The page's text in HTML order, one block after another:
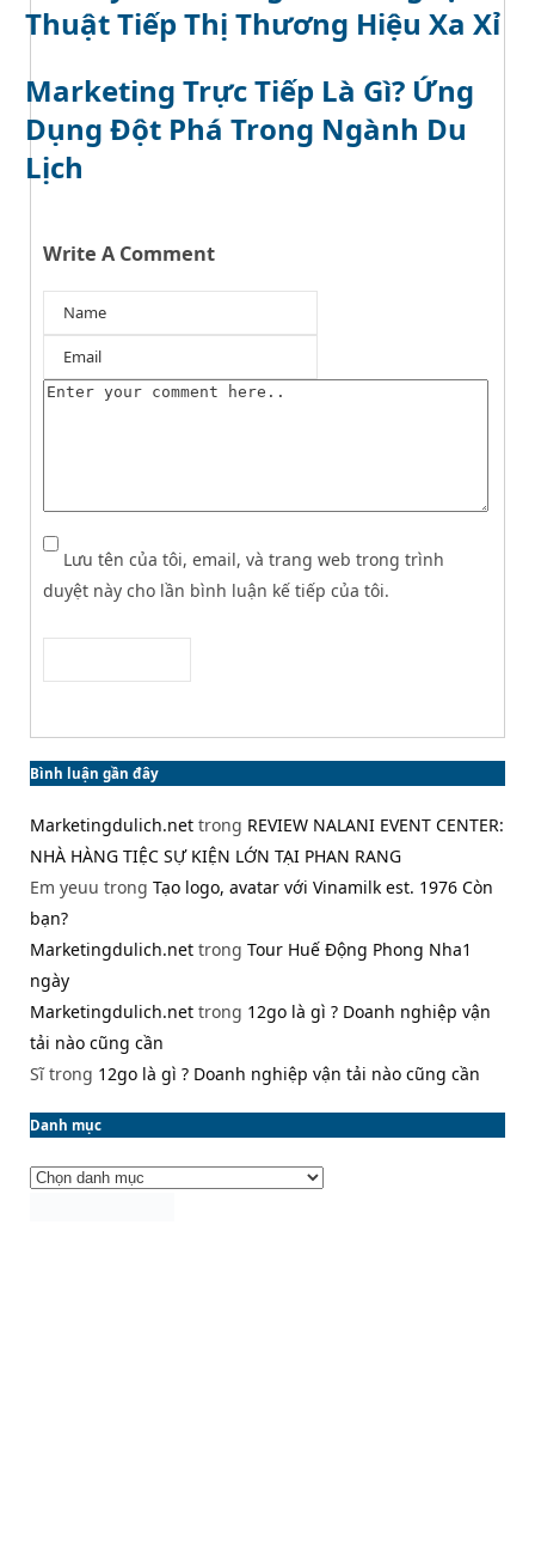
Thuật Tiếp Thị Thương Hiệu Xa Xỉ
Marketing Trực Tiếp Là Gì? Ứng
Dụng Đột Phá Trong Ngành Du
Lịch
Write A Comment
Lưu tên của tôi, email, và trang web trong trình
duyệt này cho lần bình luận kế tiếp của tôi.
Bình luận gần đây
Marketingdulich.net trong REVIEW NALANI EVENT CENTER:
NHÀ HÀNG TIỆC SỰ KIỆN LỚN TẠI PHAN RANG
Em yeuu trong Tạo logo, avatar với Vinamilk est. 1976 Còn
bạn?
Marketingdulich.net trong Tour Huế Động Phong Nha1
ngày
Marketingdulich.net trong 12go là gì ? Doanh nghiệp vận
tải nào cũng cần
Sĩtrong 12go là gì ? Doanh nghiệp vận tải nào cũng cần
Danh mục
Danh